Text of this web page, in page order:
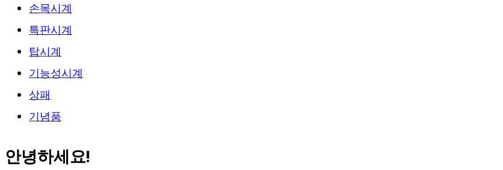
손목시계
특판시계
탑시계
기능성시계
상패
기념품
안녕하세요!